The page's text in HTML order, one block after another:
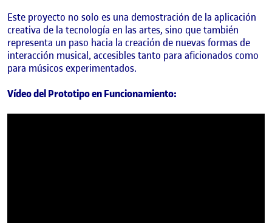
Este proyecto no solo es una demostración de la aplicación
creativa de la tecnología en las artes, sino que también
representa un paso hacia la creación de nuevas formas de
interacción musical, accesibles tanto para aficionados como
para músicos experimentados.
Vídeo del Prototipo en Funcionamiento: